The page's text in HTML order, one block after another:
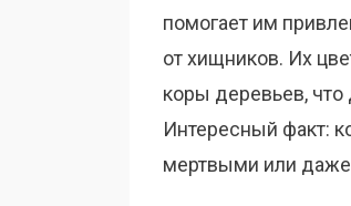
помогает им
от хищников. Их
коры деревьев,
Интересный факт:
мертвыми или даже